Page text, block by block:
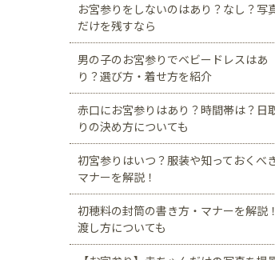
お宮参りをしないのはあり？なし？写
だけを残すなら
男の子のお宮参りでベビードレスはあ
り？選び方・着せ方を紹介
赤口にお宮参りはあり？時間帯は？日
りの決め方についても
初宮参りはいつ？服装や知っておくべ
マナーを解説！
初穂料の封筒の書き方・マナーを解説！
渡し方についても